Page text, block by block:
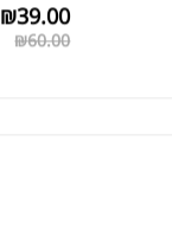
₪60.00
₪39.00